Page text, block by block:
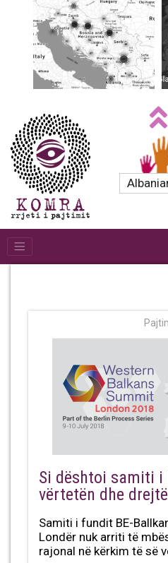
Si dështoi samiti
vërtetën dhe
Samiti i fundit BE-
Londër nuk arriti të
rajonal në kërkim të së